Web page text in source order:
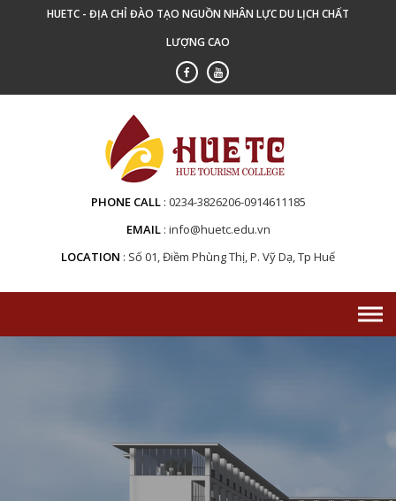
HUETC - ĐỊA CHỈ ĐÀO TẠO NGUỒN NHÂN LỰC DU LỊCH CHẤT
LƯỢNG CAO
PHONE CALL 0234-3826206-0914611185
EMAIL info@huetc.edu.vn
LOCATION
Số 01, Điềm Phùng Thị, P. Vỹ Dạ, Tp Huế